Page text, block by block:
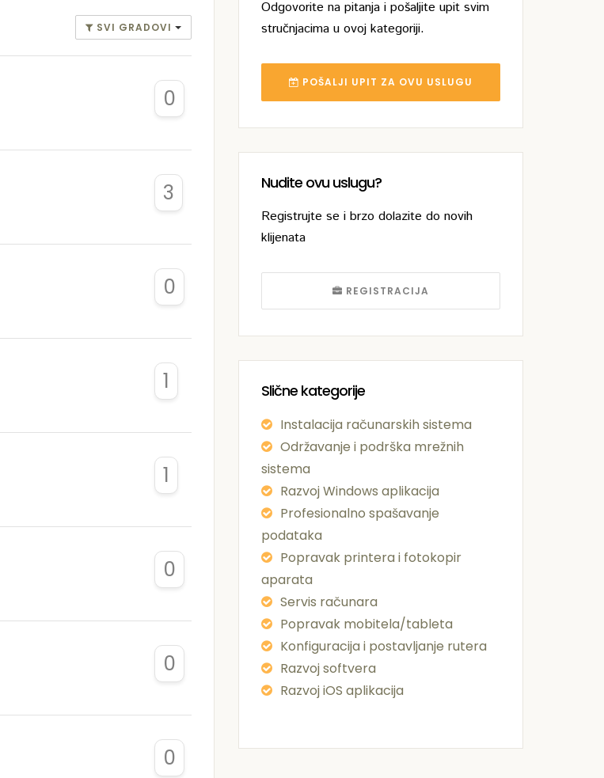
Odgovorite na pitanja i pošaljite upit svim
stručnjacima u ovoj kategoriji.
POŠALJI UPIT ZA OVU USLUGU
Nudite ovu uslugu?
Registrujte se i brzo dolazite do novih
klijenata
REGISTRACIJA
Slične kategorije
Instalacija računarskih sistema
Održavanje i podrška mrežnih
sistema
Razvoj Windows aplikacija
Profesionalno spašavanje
podataka
Popravak printera i fotokopir
aparata
Servis računara
Popravak mobitela/tableta
Konfiguracija i postavljanje rutera
Razvoj softvera
Razvoj iOS aplikacija
SVI GRADOVI
0
3
0
1
1
0
0
0